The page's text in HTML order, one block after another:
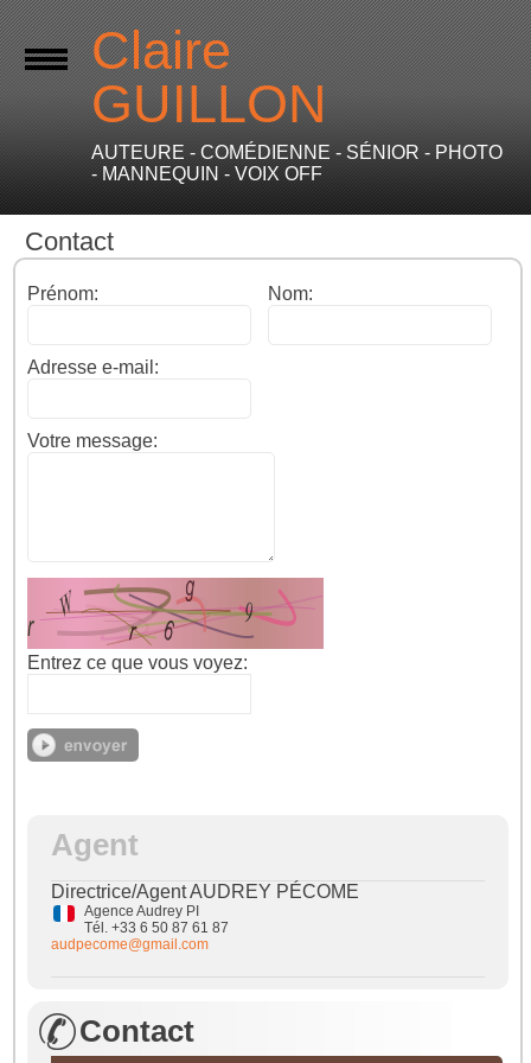
Claire
GUILLON
AUTEURE - COMÉDIENNE - SÉNIOR - PHOTO
- MANNEQUIN - VOIX OFF
Contact
Prénom: Nom:
Adresse e-mail:
Votre message:
Entrez ce que vous voyez:
Agent
Directrice/Agent AUDREY PÉCOME
Agence Audrey PI
Tél. +33 6 50 87 61 87
audpecome@gmail.com
Contact